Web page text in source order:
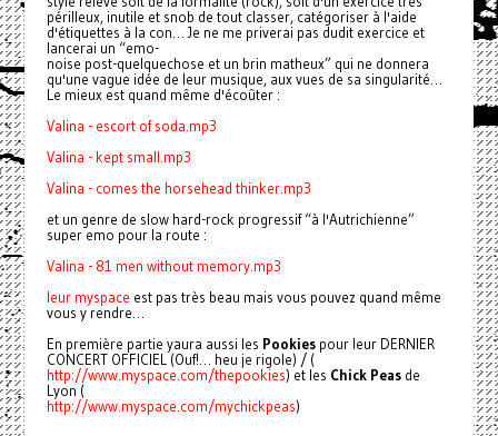
périlleux, inutile et snob de tout classer, catégoriser à l'aide
d'étiquettes à la con… Je ne me priverai pas dudit exercice et
lancerai un “emo-
noise post-quelquechose et un brin matheux” qui ne donnera
qu'une vague idée de leur musique, aux vues de sa singularité…
Le mieux est quand même d'écoûter :
Valina - escort of soda.mp3
Valina - kept small.mp3
Valina - comes the horsehead thinker.mp3
et un genre de slow hard-rock progressif “à l'Autrichienne”
super emo pour la route :
Valina - 81 men without memory.mp3
leur myspace est pas très beau mais vous pouvez quand même
vous y rendre…
En première partie yaura aussi les Pookies pour leur DERNIER
CONCERT OFFICIEL (Ouf!… heu je rigole) / (
http://www.myspace.com/thepookies) et les Chick Peasde
Lyon (
http://www.myspace.com/mychickpeas)